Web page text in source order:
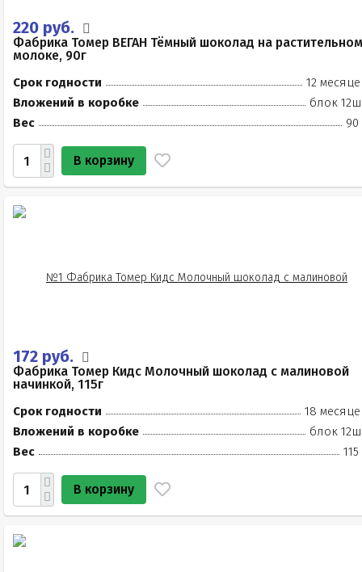
220 руб.
Фабрика Томер ВЕГАН Тёмный шоколад на растительном
молоке, 90г
Срок годности
12
Вложений в коробке
блок
Вес
90
В корзину
172 руб.
Фабрика Томер Кидс Молочный шоколад с малиновой
начинкой, 115г
Срок годности
18
Вложений в коробке
блок
Вес
115
В корзину